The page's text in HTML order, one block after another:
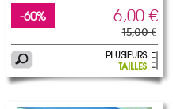
-60% 6,00 €
15,00 €